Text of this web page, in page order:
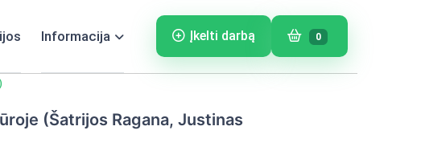
Informacija Įkelti darbą 0
(Šatrijos Ragana, Justinas